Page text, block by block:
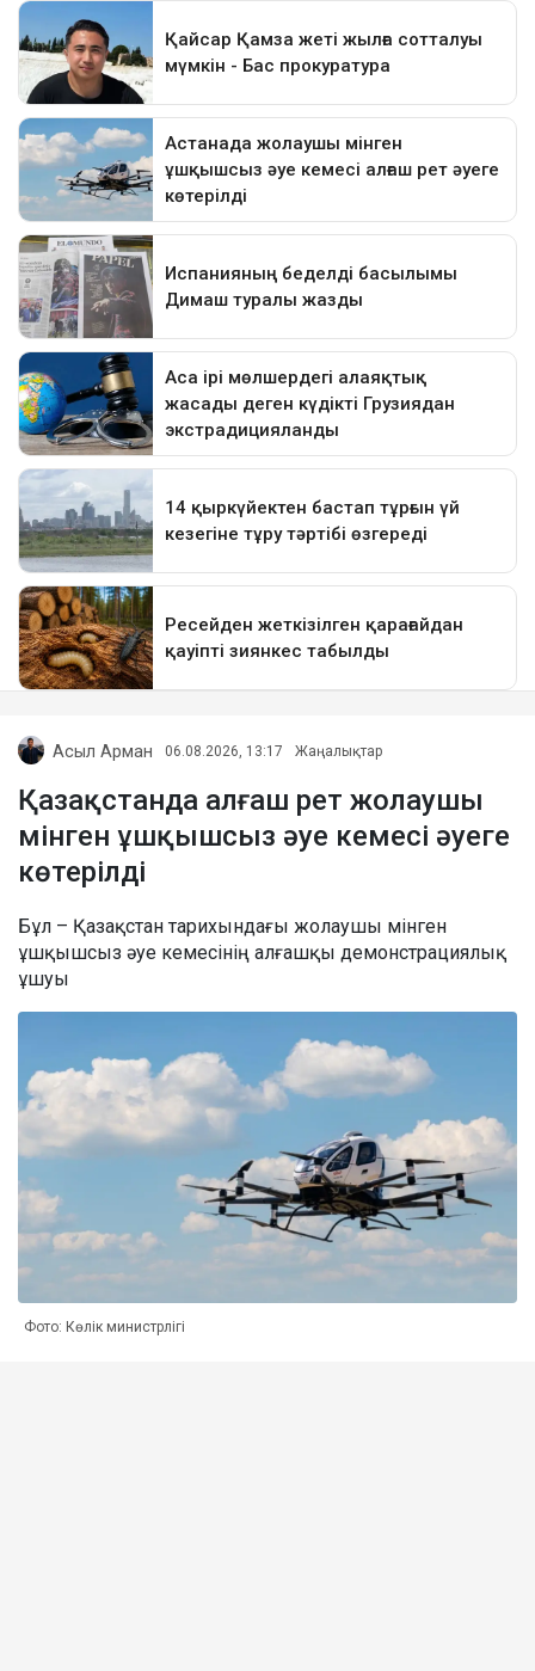
Асыл Арман 06.08.2026, 13:17 Жаңалықтар
Қазақстанда алғаш рет жолаушы
мінген ұшқышсыз әуе кемесі әуеге
көтерілді
Бұл – Қазақстан тарихындағы жолаушы мінген
ұшқышсыз әуе кемесінің алғашқы демонстрациялық
ұшуы
Фото: Көлік министрлігі